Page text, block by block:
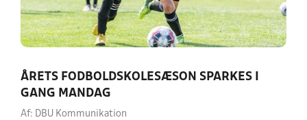
ÅRETS FODBOLDSKOLESÆSON SPARKES I
GANG MANDAG
Af: DBU Kommunikation